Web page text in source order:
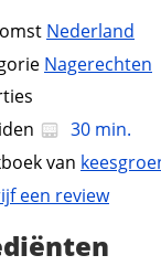
Nederland
Nagerechten
30 min.
van
een review